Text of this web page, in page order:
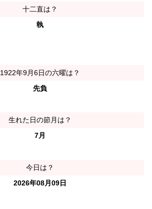
十二直は？
執
1922年9月6日の六曜は？
先負
生れた日の節月は？
7月
今日は？
2026年08月09日